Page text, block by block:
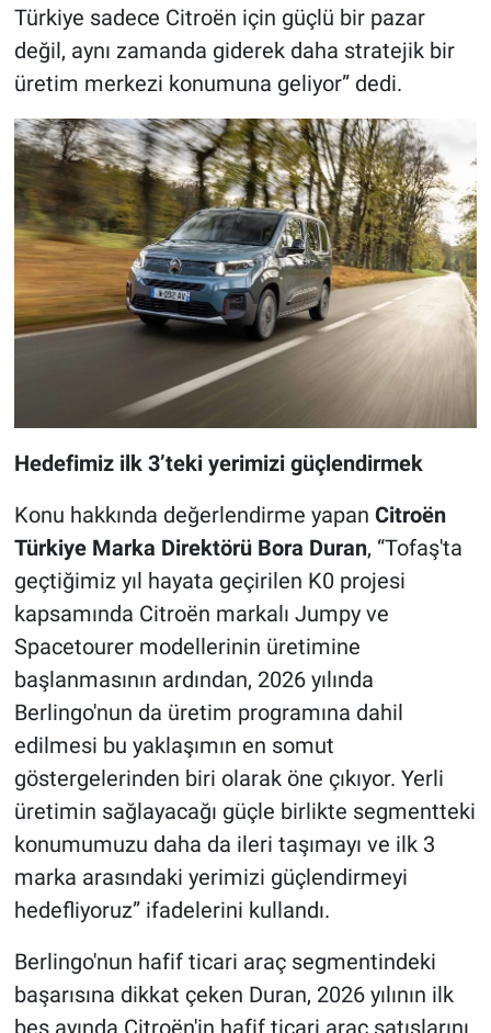
Türkiye sadece Citroën için güçlü bir pazar
değil, aynı zamanda giderek daha stratejik bir
üretim merkezi konumuna geliyor” dedi.
Hedefimiz ilk 3’teki yerimizi güçlendirmek
Konu hakkında değerlendirme yapan Citroën
Türkiye Marka Direktörü Bora Duran, “Tofaş'ta
geçtiğimiz yıl hayata geçirilen K0 projesi
kapsamında Citroën markalı Jumpy ve
Spacetourer modellerinin üretimine
başlanmasının ardından, 2026 yılında
Berlingo'nun da üretim programına dahil
edilmesi bu yaklaşımın en somut
göstergelerinden biri olarak öne çıkıyor. Yerli
üretimin sağlayacağı güçle birlikte segmentteki
konumumuzu daha da ileri taşımayı ve ilk 3
marka arasındaki yerimizi güçlendirmeyi
hedefliyoruz” ifadelerini kullandı.
Berlingo'nun hafif ticari araç segmentindeki
başarısına dikkat çeken Duran, 2026 yılının ilk
beş ayında Citroën'in hafif ticari araç satışlarını